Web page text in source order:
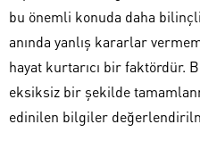
bu önemli konuda daha bilinçli
anında yanlış kararlar
hayat kurtarıcı bir faktördür.
eksiksiz bir şekilde
edinilen bilgiler